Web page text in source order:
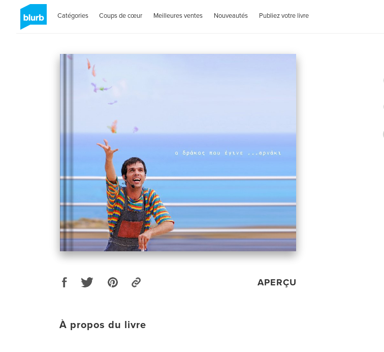
Catégories Coups de cœur Meilleures ventes Nouveautés Publiez votre livre
APERÇU
À propos du livre